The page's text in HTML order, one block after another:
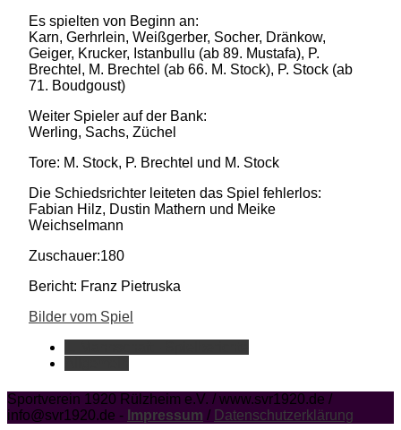
Es spielten von Beginn an:
Karn, Gerhrlein, Weißgerber, Socher, Dränkow,
Geiger, Krucker, Istanbullu (ab 89. Mustafa), P.
Brechtel, M. Brechtel (ab 66. M. Stock), P. Stock (ab
71. Boudgoust)
Weiter Spieler auf der Bank:
Werling, Sachs, Züchel
Tore: M. Stock, P. Brechtel und M. Stock
Die Schiedsrichter leiteten das Spiel fehlerlos:
Fabian Hilz, Dustin Mathern und Meike
Weichselmann
Zuschauer:180
Bericht: Franz Pietruska
Bilder vom Spiel
Sportverein 1920 Rülzheim e.V. / www.svr1920.de /
info@svr1920.de - Impressum / Datenschutzerklärung